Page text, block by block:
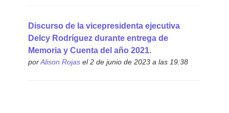
Discurso de la vicepresidenta ejecutiva
Delcy Rodríguez durante entrega de
Memoria y Cuenta del año 2021.
porAlison Rojasel 2 de junio de 2023 a las 19:38